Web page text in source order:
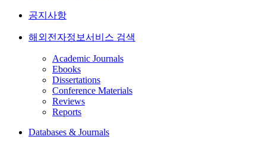
공지사항
해외전자정보서비스 검색
Academic Journals
Ebooks
Dissertations
Conference Materials
Reviews
Reports
Databases & Journals